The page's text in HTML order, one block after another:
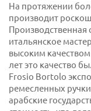
На протяжении
производит
Производственная
итальянское
высоким
лет это качество
Frosio Bortolo
ремесленных
арабские